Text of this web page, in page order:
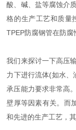
酸、碱、盐等腐蚀介
格的生产工艺和质量
TPEP防腐钢管在防腐
我们来探讨一下高压
力下进行流体(如水、
承压能力要求非常高
壁厚等因素有关。而
和先进的生产工艺，